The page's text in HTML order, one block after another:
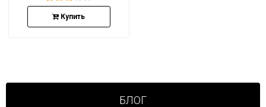
Купить
БЛОГ